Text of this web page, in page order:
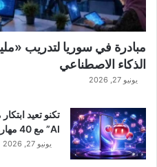
مبادرة في سوريا لتدريب
الذكاء الاصطناعي
يونيو 27, 2026
AI” مع 40 مهارة
يونيو 27, 2026